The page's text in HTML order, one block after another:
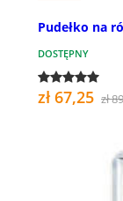
Pudełko na
DOSTĘPNY
zł 67,25 zł